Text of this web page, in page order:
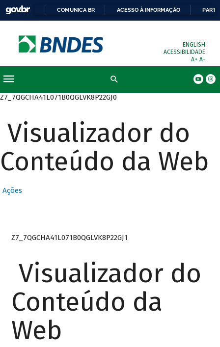
COMUNICA BR ACESSO À INFORMAÇÃO
ENGLISH
ACESSIBILIDADE
A+ A-
Z7_7QGCHA41L071B0QGLVK8P22GJ0
Visualizador do
Conteúdo da Web
Ações
Z7_7QGCHA41L071B0QGLVK8P22GJ1
Visualizador do
Conteúdo da
Web